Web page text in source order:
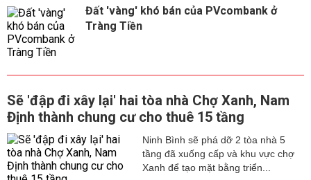
Đất 'vàng' khó bán của PVcombank ở
Tràng Tiền
Sẽ 'đập đi xây lại' hai tòa nhà Chợ Xanh, Nam
Định thành chung cư cho thuê 15 tầng
Ninh Bình sẽ phá dỡ 2 tòa nhà 5
tầng đã xuống cấp và khu vực chợ
Xanh để tạo mặt bằng triển...